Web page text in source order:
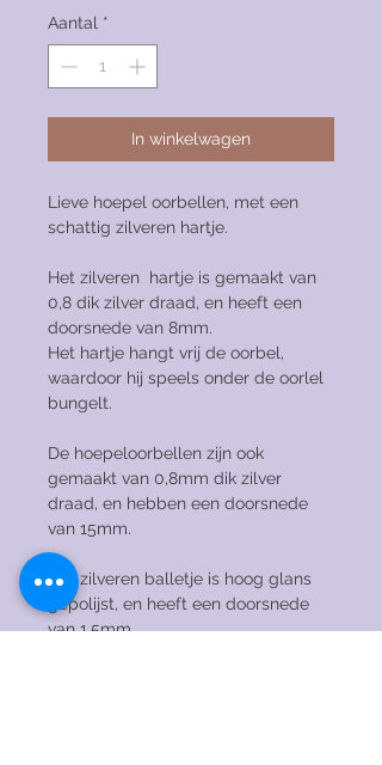
Aantal *
In winkelwagen
Lieve hoepel oorbellen, met een
schattig zilveren hartje.
Het zilveren hartje is gemaakt van
0,8 dik zilver draad, en heeft een
doorsnede van 8mm.
Het hartje hangt vrij de oorbel,
waardoor hij speels onder de oorlel
bungelt.
De hoepeloorbellen zijn ook
gemaakt van 0,8mm dik zilver
draad, en hebben een doorsnede
van 15mm.
Het zilveren balletje is hoog glans
gepolijst, en heeft een doorsnede
van 1,5mm.